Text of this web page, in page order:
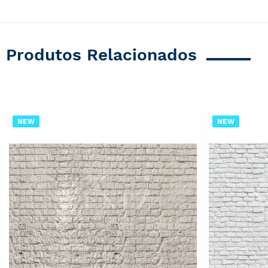
Produtos Relacionados
NEW NEW